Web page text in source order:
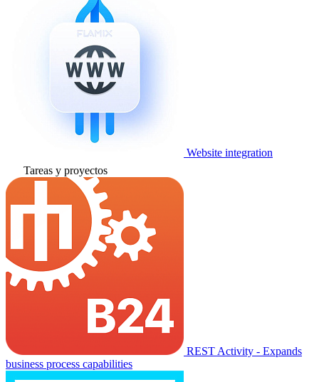
Website integration
Tareas y proyectos
REST Activity - Expands
business process capabilities